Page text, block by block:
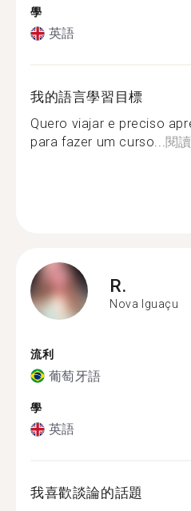
學
英語
我的語言學習目標
Quero viajar e preciso
para fazer um curso...閱
R.
Nova Iguaçu
流利
葡萄牙語
學
英語
我喜歡談論的話題